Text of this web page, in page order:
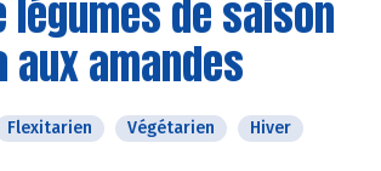
légumes de saison
aux amandes
Flexitarien Végétarien
Hiver